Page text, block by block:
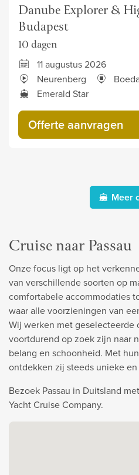
Danube Explorer &
Budapest
10 dagen
11 augustus 2026
Neurenberg
Emerald Star
Offerte aanvragen
Meer
Cruise naar Passau
Onze focus ligt op het
van verschillende soorten op
comfortabele accommodaties
waar alle voorzieningen van
Wij werken met geselecteerde
voortdurend op zoek zijn naar
belang en schoonheid. Met
ontdekken zij steeds unieke
Bezoek Passau in Duitsland
Yacht Cruise Company.